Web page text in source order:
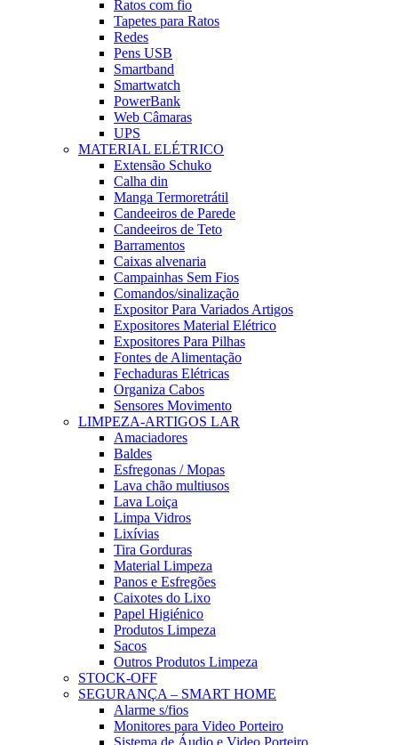
Ratos com fio
Tapetes para Ratos
Redes
Pens USB
Smartband
Smartwatch
PowerBank
Web Câmaras
UPS
MATERIAL ELÉTRICO
Extensão Schuko
Calha din
Manga Termoretrátil
Candeeiros de Parede
Candeeiros de Teto
Barramentos
Caixas alvenaria
Campainhas Sem Fios
Comandos/sinalização
Expositor Para Variados Artigos
Expositores Material Elétrico
Expositores Para Pilhas
Fontes de Alimentação
Fechaduras Elétricas
Organiza Cabos
Sensores Movimento
LIMPEZA-ARTIGOS LAR
Amaciadores
Baldes
Esfregonas / Mopas
Lava chão multiusos
Lava Loiça
Limpa Vidros
Lixívias
Tira Gorduras
Material Limpeza
Panos e Esfregões
Caixotes do Lixo
Papel Higiénico
Produtos Limpeza
Sacos
Outros Produtos Limpeza
STOCK-OFF
SEGURANÇA – SMART HOME
Alarme s/fios
Monitores para Video Porteiro
Sistema de Áudio e Video Porteiro